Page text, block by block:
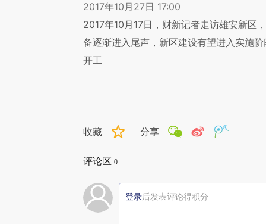
2017年10月27日 17:00
2017年10月17日，财新记者走访雄安新区
备逐渐进入尾声，新区建设有望进入实施
开工
收藏 分享
评论区 0
登录后发表评论得积分